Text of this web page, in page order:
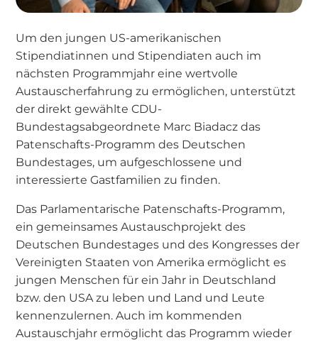
Um den jungen US-amerikanischen
Stipendiatinnen und Stipendiaten auch im
nächsten Programmjahr eine wertvolle
Austauscherfahrung zu ermöglichen, unterstützt
der direkt gewählte CDU-
Bundestagsabgeordnete Marc Biadacz das
Patenschafts-Programm des Deutschen
Bundestages, um aufgeschlossene und
interessierte Gastfamilien zu finden.
Das Parlamentarische Patenschafts-Programm,
ein gemeinsames Austauschprojekt des
Deutschen Bundestages und des Kongresses der
Vereinigten Staaten von Amerika ermöglicht es
jungen Menschen für ein Jahr in Deutschland
bzw. den USA zu leben und Land und Leute
kennenzulernen. Auch im kommenden
Austauschjahr ermöglicht das Programm wieder